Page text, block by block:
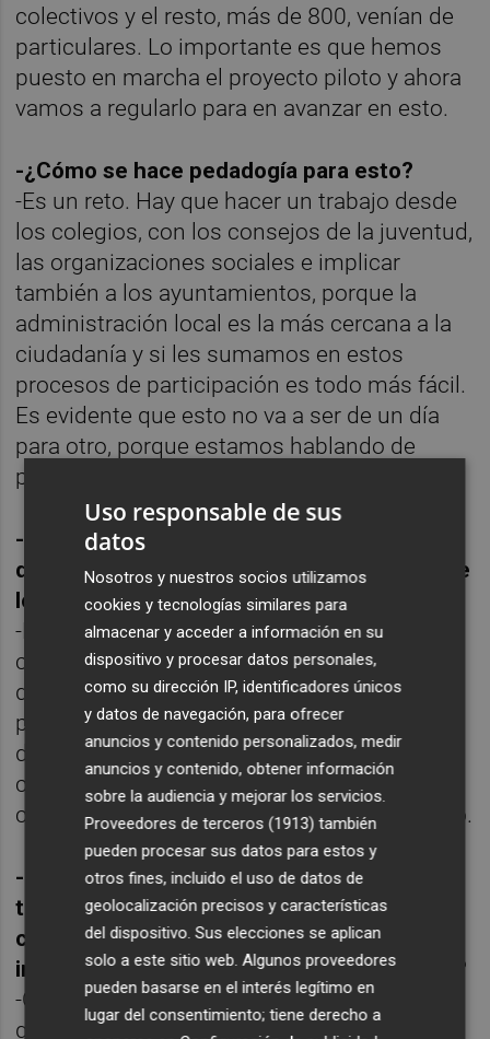
colectivos y el resto, más de 800, venían de
particulares. Lo importante es que hemos
puesto en marcha el proyecto piloto y ahora
vamos a regularlo para en avanzar en esto.
-¿Cómo se hace pedadogía para esto?
-Es un reto. Hay que hacer un trabajo desde
los colegios, con los consejos de la juventud,
las organizaciones sociales e implicar
también a los ayuntamientos, porque la
administración local es la más cercana a la
ciudadanía y si les sumamos en estos
procesos de participación es todo más fácil.
Es evidente que esto no va a ser de un día
para otro, porque estamos hablando de
promover una cultura de participación.
-¿Ha encontrado colaboración de las
diferentes consellerias en este proyecto de
los presupuestos participativos?
-Estoy muy agradecida a todos mis
compañeros del Consell. Ha sido un trabajo
difícil y largo: piensa que la gente hace sus
propuestas pero luego hay que revisarlas y
darles forma. Esto se ha trabajado desde las
consellerias y no hubiera sido posible sin la
colaboración de todo el Gobierno valenciano.
-¿Está contenta en el ámbito de
transparencia de cómo se está llevando el
control y la difusión de la publicidad
institucional desde el Gobierno valenciano?
-Como consellera de Transparencia siempre
quiero más transparencia. Debemos ser
Uso responsable de sus
datos
Nosotros y nuestros socios utilizamos
cookies y tecnologías similares para
almacenar y acceder a información en su
dispositivo y procesar datos personales,
como su dirección IP, identificadores únicos
y datos de navegación, para ofrecer
anuncios y contenido personalizados, medir
anuncios y contenido, obtener información
sobre la audiencia y mejorar los servicios.
Proveedores de terceros (1913) también
pueden procesar sus datos para estos y
otros fines, incluido el uso de datos de
geolocalización precisos y características
del dispositivo. Sus elecciones se aplican
solo a este sitio web. Algunos proveedores
pueden basarse en el interés legítimo en
lugar del consentimiento; tiene derecho a